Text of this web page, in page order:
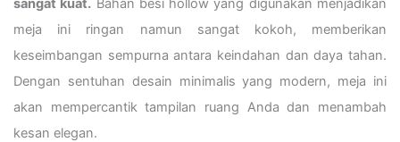
sangat kuat. Bahan besi hollow yang digunakan menjadikan
meja ini ringan namun sangat kokoh, memberikan
keseimbangan sempurna antara keindahan dan daya tahan.
Dengan sentuhan desain minimalis yang modern, meja ini
akan mempercantik tampilan ruang Anda dan menambah
kesan elegan.